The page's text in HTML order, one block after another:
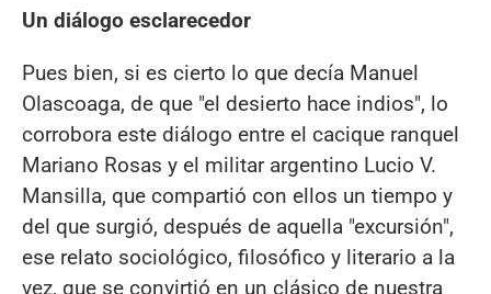
Un diálogo esclarecedor
Pues bien, si es cierto lo que decía Manuel
Olascoaga, de que "el desierto hace indios", lo
corrobora este diálogo entre el cacique ranquel
Mariano Rosas y el militar argentino Lucio V.
Mansilla, que compartió con ellos un tiempo y
del que surgió, después de aquella "excursión",
ese relato sociológico, filosófico y literario a la
vez, que se convirtió en un clásico de nuestra